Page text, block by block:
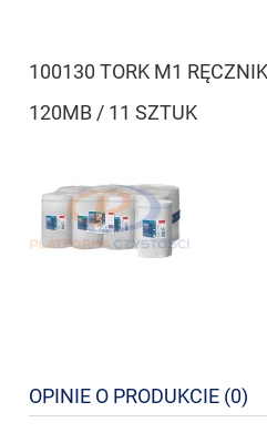
100130 TORK M1
120MB / 11 SZTUK
OPINIE O PRODUKCIE (0)